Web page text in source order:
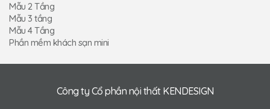
Mẫu 2 Tầng
Mẫu 3 tầng
Mẫu 4 Tầng
Phần mềm khách sạn mini
Công ty Cổ phần nội thất KENDESIGN